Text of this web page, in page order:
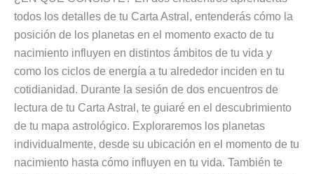
todos los detalles de tu Carta Astral, entenderás cómo la
posición de los planetas en el momento exacto de tu
nacimiento influyen en distintos ámbitos de tu vida y
como los ciclos de energía a tu alrededor inciden en tu
cotidianidad. Durante la sesión de dos encuentros de
lectura de tu Carta Astral, te guiaré en el descubrimiento
de tu mapa astrológico. Exploraremos los planetas
individualmente, desde su ubicación en el momento de tu
nacimiento hasta cómo influyen en tu vida. También te